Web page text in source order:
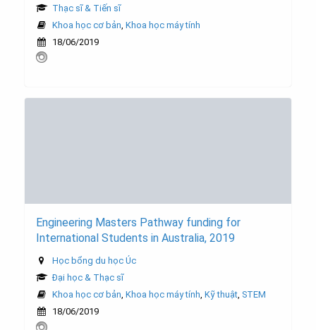
Thạc sĩ & Tiến sĩ
Khoa học cơ bản Khoa học máy tính
18/06/2019
Engineering Masters Pathway funding for
International Students in Australia, 2019
Học bổng du học Úc
Đại học & Thạc sĩ
Khoa học cơ bản, Khoa học máy tính, Kỹ thuật, STEM
18/06/2019